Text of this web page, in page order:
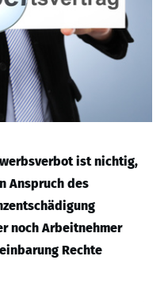
ist nichtig,
Anspruch des
noch Arbeitnehmer
Rechte